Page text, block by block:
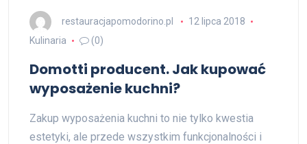
restauracjapomodorino.pl
12 lipca 2018
Kulinaria
(0)
Domotti producent. Jak kupować
wyposażenie kuchni?
Zakup wyposażenia kuchni to nie tylko kwestia
estetyki, ale przede wszystkim funkcjonalności i